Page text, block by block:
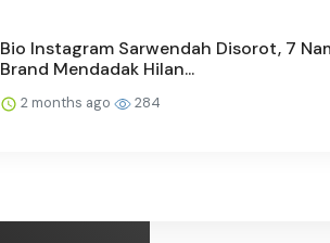
Bio Instagram Sarwendah Disorot, 7
Brand Mendadak Hilan...
2 months ago 284